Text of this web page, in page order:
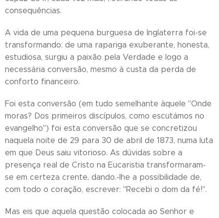
consequências.
A vida de uma pequena burguesa de Inglaterra foi-se
transformando: de uma rapariga exuberante, honesta,
estudiosa, surgiu a paixão pela Verdade e logo a
necessária conversão, mesmo à custa da perda de
conforto financeiro.
Foi esta conversão (em tudo semelhante àquele "Onde
moras? Dos primeiros discípulos, como escutámos no
evangelho") foi esta conversão que se concretizou
naquela noite de 29 para 30 de abril de 1873, numa luta
em que Deus saiu vitorioso. As dúvidas sobre a
presença real de Cristo na Eucaristia transformaram-
se em certeza crente, dando.-lhe a possibilidade de,
com todo o coração, escrever: "Recebi o dom da fé!".
Mas eis que aquela questão colocada ao Senhor e